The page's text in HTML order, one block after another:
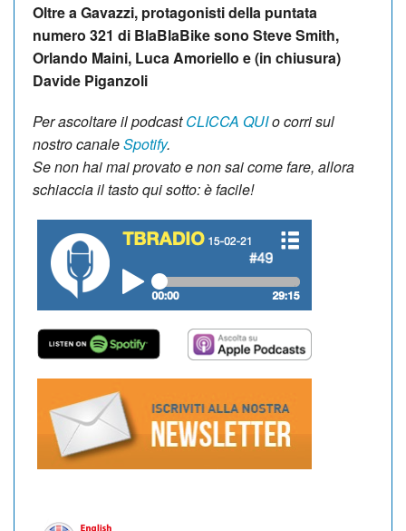
Oltre a Gavazzi, protagonisti della puntata
numero 321 di BlaBlaBike sono Steve Smith,
Orlando Maini, Luca Amoriello e (in chiusura)
Davide Piganzoli
Per ascoltare il podcastCLICCA QUIo corri sul
nostro canaleSpotify.
Se non hai mai provato e non sai come fare, allora
schiaccia il tasto qui sotto:è facile!